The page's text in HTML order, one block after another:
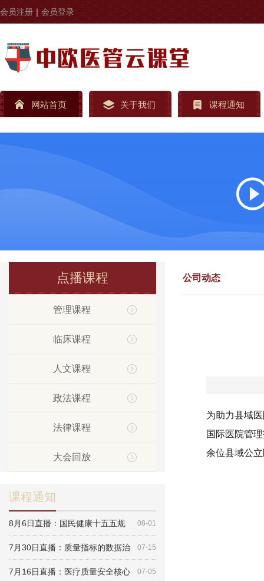
会员注册 ｜ 会员登录
网站首页 关于我们 课程通知
点播课程
管理课程
临床课程
人文课程
政法课程
法律课程
大会回放
课程通知
8月6日直播：国民健康十五五规 08-01
7月30日直播：质量指标的数据治 07-15
7月16日直播：医疗质量安全核心 07-05
公司动态
为助力县域
国际医院管
余位县域公